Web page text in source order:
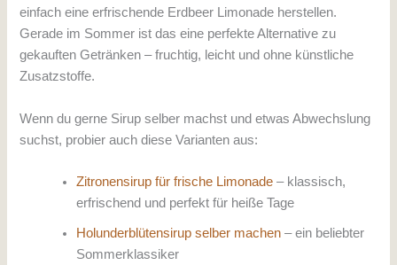
einfach eine erfrischende Erdbeer Limonade herstellen.
Gerade im Sommer ist das eine perfekte Alternative zu
gekauften Getränken – fruchtig, leicht und ohne künstliche
Zusatzstoffe.
Wenn du gerne Sirup selber machst und etwas Abwechslung
suchst, probier auch diese Varianten aus:
Zitronensirup für frische Limonade – klassisch,
erfrischend und perfekt für heiße Tage
Holunderblütensirup selber machen – ein beliebter
Sommerklassiker